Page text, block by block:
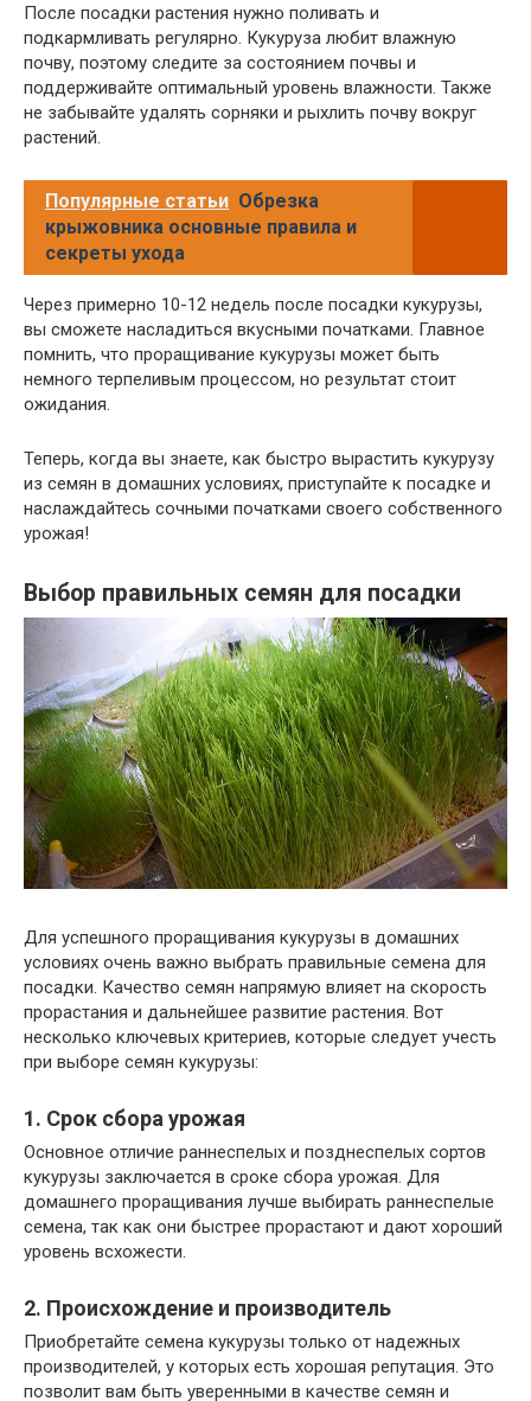
После посадки растения нужно поливать и
подкармливать регулярно. Кукуруза любит влажную
почву, поэтому следите за состоянием почвы и
поддерживайте оптимальный уровень влажности. Также
не забывайте удалять сорняки и рыхлить почву вокруг
растений.
Популярные статьи Обрезка
крыжовника основные правила и
секреты ухода
Через примерно 10-12 недель после посадки кукурузы,
вы сможете насладиться вкусными початками. Главное
помнить, что проращивание кукурузы может быть
немного терпеливым процессом, но результат стоит
ожидания.
Теперь, когда вы знаете, как быстро вырастить кукурузу
из семян в домашних условиях, приступайте к посадке и
наслаждайтесь сочными початками своего собственного
урожая!
Выбор правильных семян для посадки
Для успешного проращивания кукурузы в домашних
условиях очень важно выбрать правильные семена для
посадки. Качество семян напрямую влияет на скорость
прорастания и дальнейшее развитие растения. Вот
несколько ключевых критериев, которые следует учесть
при выборе семян кукурузы:
1. Срок сбора урожая
Основное отличие раннеспелых и позднеспелых сортов
кукурузы заключается в сроке сбора урожая. Для
домашнего проращивания лучше выбирать раннеспелые
семена, так как они быстрее прорастают и дают хороший
уровень всхожести.
2. Происхождение и производитель
Приобретайте семена кукурузы только от надежных
производителей, у которых есть хорошая репутация. Это
позволит вам быть уверенными в качестве семян и